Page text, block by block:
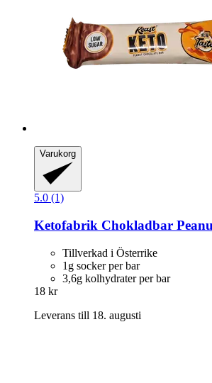
Varukorg
5.0 (1)
Ketofabrik Chokladbar
Tillverkad i Österrike
1g socker per bar
3,6g kolhydrater per bar
18 kr
Leverans till 18. augusti